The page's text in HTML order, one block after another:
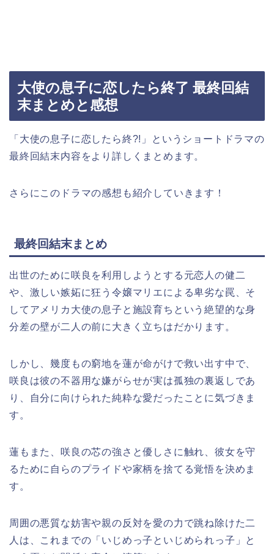
大使の息子に恋したら終了 最終回結
末まとめと感想
「大使の息子に恋したら終?! 」
というショートドラマの
最終回結末内容をより詳しくまとめます。
さらにこのドラマの感想も紹介していきます！
最終回結末まとめ
出世のために咲良を利用しようとする元恋人の健二
や、激しい嫉妬に狂う令嬢マリエによる卑劣な罠、そ
してアメリカ大使の息子と施設育ちという絶望的な身
分差の壁が二人の前に大きく立ちはだかります。
しかし、幾度もの窮地を蓮が命がけで救い出す中で、
咲良は彼の不器用な嫌がらせが実は孤独の裏返しであ
り、自分に向けられた純粋な愛だったことに気づきま
す。
蓮もまた、咲良の芯の強さと優しさに触れ、彼女を守
るために自らのプライドや家柄を捨てる覚悟を決めま
す。
周囲の悪質な妨害や親の反対を愛の力で跳ね除けた二
人は、これまでの「いじめっ子といじめられっ子」と